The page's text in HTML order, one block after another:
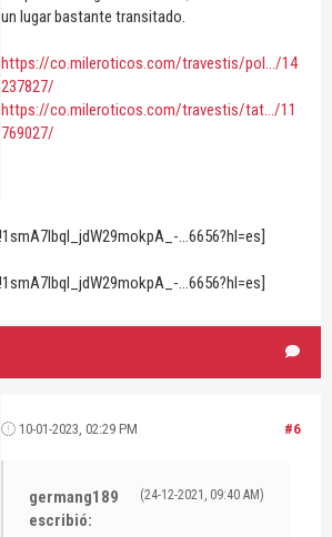
un lugar bastante transitado.
https://co.mileroticos.com/travestis/pol.../14
237827/
https://co.mileroticos.com/travestis/tat.../11
769027/
#6
10-01-2023, 02:29 PM
(24-12-2021, 09:40 AM)
germang189
escribió: